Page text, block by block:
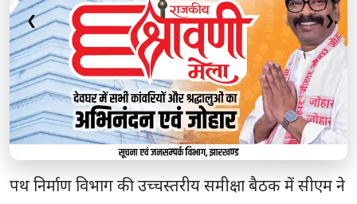
❮ ❯
पथ निर्माण विभाग की उच्चस्तरीय समीक्षा बैठक में सीएम ने